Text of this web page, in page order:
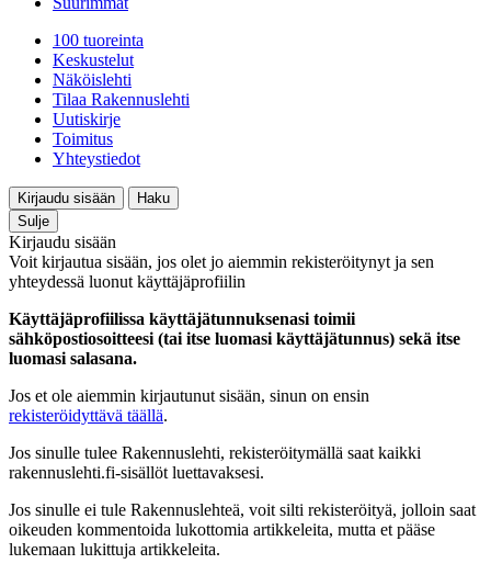
100 tuoreinta
Keskustelut
Näköislehti
Tilaa Rakennuslehti
Uutiskirje
Toimitus
Yhteystiedot
Kirjaudu sisään
Haku
Sulje
Kirjaudu sisään
Voit kirjautua sisään, jos olet jo aiemmin rekisteröitynyt ja sen
yhteydessä luonut käyttäjäprofiilin
Käyttäjäprofiilissa käyttäjätunnuksenasi toimii
sähköpostiosoitteesi (tai itse luomasi käyttäjätunnus) sekä itse
luomasi salasana.
Jos et ole aiemmin kirjautunut sisään, sinun on ensin
rekisteröidyttävä täällä.
Jos sinulle tulee Rakennuslehti, rekisteröitymällä saat kaikki
rakennuslehti.fi-sisällöt luettavaksesi.
Jos sinulle ei tule Rakennuslehteä, voit silti rekisteröityä, jolloin saat
oikeuden kommentoida lukottomia artikkeleita, mutta et pääse
lukemaan lukittuja artikkeleita.